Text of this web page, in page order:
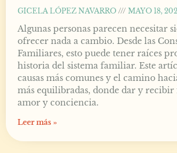
GICELA LÓPEZ NAVARRO MAYO 18,
Algunas personas parecen necesitar
ofrecer nada a cambio. Desde las
Familiares, esto puede tener raíces
historia del sistema familiar. Este
causas más comunes y el camino
más equilibradas, donde dar y
amor y conciencia.
Leer más »